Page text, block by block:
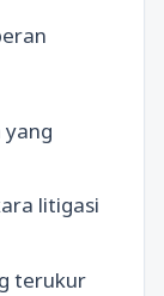
litigasi
terukur